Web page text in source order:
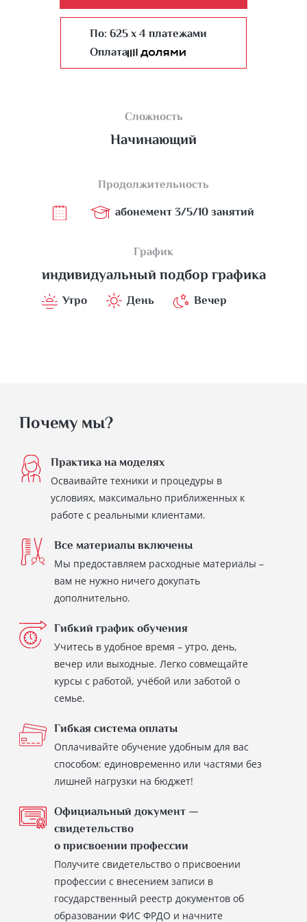
По:625 x 4 платежами
Оплата
Сложность
Начинающий
Продолжительность
абонемент 3/5/10 занятий
График
индивидуальный подбор графика
Утро День Вечер
Почему мы?
Практика на моделях
Осваивайте техники и процедуры в
условиях, максимально приближенных к
работе с реальными клиентами.
Все материалы включены
Мы предоставляем расходные материалы –
вам не нужно ничего докупать
дополнительно.
Гибкий график обучения
Учитесь в удобное время – утро, день,
вечер или выходные. Легко совмещайте
курсы с работой, учёбой или заботой о
семье.
Гибкая система оплаты
Оплачивайте обучение удобным для вас
способом: единовременно или частями без
лишней нагрузки на бюджет!
Официальный документ —
свидетельство
о присвоении профессии
Получите свидетельство о присвоении
профессии с внесением записи в
государственный реестр документов об
образовании ФИС ФРДО и начните